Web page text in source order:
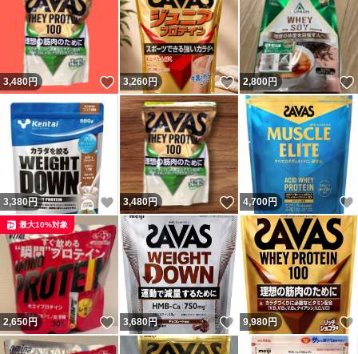
3,480円 いいね！
3,260円 いいね！
2,800円
3,380円 いいね！
3,480円 いいね！
4,700円
2,650円 いいね！
最大10%対象
3,680円 いいね！
9,980円